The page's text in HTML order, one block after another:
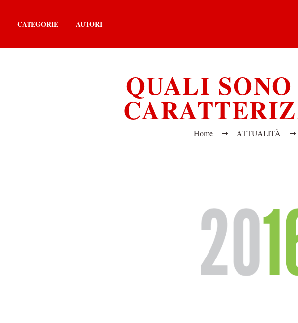
CATEGORIE AUTORI
QUALI
Home ATTUALITÀ